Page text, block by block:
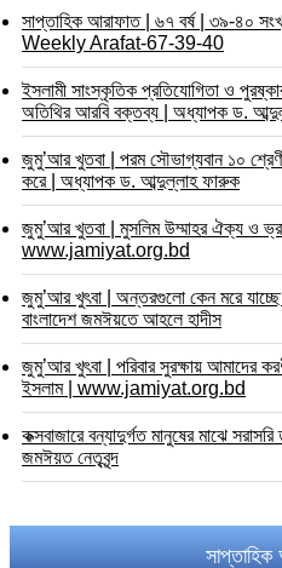
সাপ্তাহিক আরাফাত | ৬৭ বর্ষ | ৩৯-৪০
Weekly Arafat-67-39-40
ইসলামী সাংস্কৃতিক প্রতিযোগিতা ও
অতিথির আরবি বক্তব্য | অধ্যাপক ড.
জুমু’আর খুতবা | পরম সৌভাগ্যবান ১০
করে | অধ্যাপক ড. আব্দুল্লাহ ফারুক
জুমু’আর খুতবা | মুসলিম উম্মাহর ঐক্য ও
www.jamiyat.org.bd
জুমু’আর খুৎবা | অন্তরগুলো কেন মরে
বাংলাদেশ জমঈয়তে আহলে হাদীস
জুমু’আর খুৎবা | পরিবার সুরক্ষায় আমাদের
ইসলাম | www.jamiyat.org.bd
কক্সবাজারে বন্যাদুর্গত মানুষের মাঝে
জমঈয়ত নেতৃবৃন্দ